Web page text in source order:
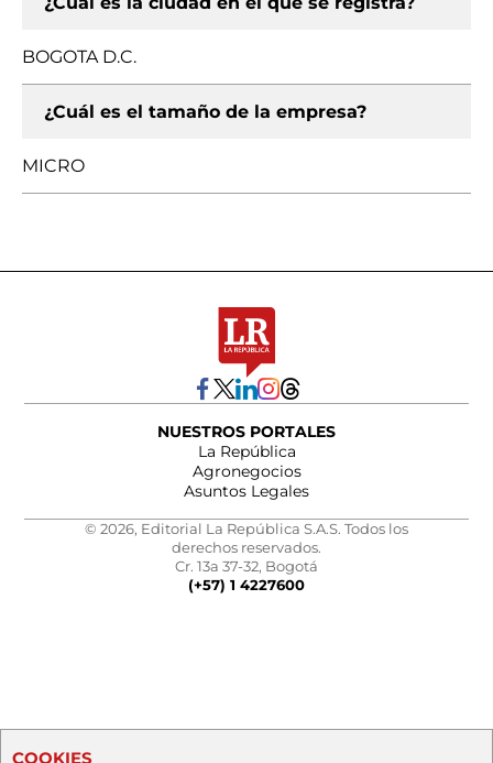
BOGOTA D.C.
¿Cuál es el tamaño de la empresa?
MICRO
NUESTROS PORTALES
La República
Agronegocios
Asuntos Legales
© 2026, Editorial La República S.A.S. Todos los
derechos reservados.
Cr. 13a 37-32, Bogotá
(+57) 1 4227600
COOKIES